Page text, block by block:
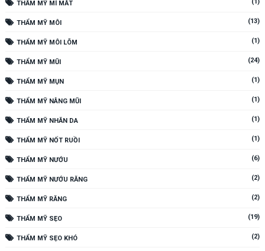
THẨM MỸ MÍ MẮT (1)
THẨM MỸ MÔI (13)
THẨM MỸ MÔI LÕM (1)
THẨM MỸ MŨI (24)
THẨM MỸ MỤN (1)
THẨM MỸ NÂNG MŨI (1)
THẨM MỸ NHĂN DA (1)
THẨM MỸ NỐT RUỒI (1)
THẨM MỸ NƯỚU (6)
THẨM MỸ NƯỚU RĂNG (2)
THẨM MỸ RĂNG (2)
THẨM MỸ SẸO (19)
THẨM MỸ SẸO KHÓ (2)